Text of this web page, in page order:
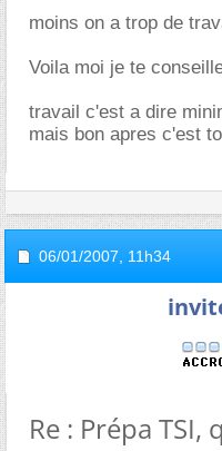
moins on a trop de
Voila moi je te
travail c'est a dire
mais bon apres c'est
06/01/2007, 11h34
Re : Prépa TSI,